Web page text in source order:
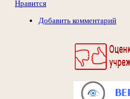
Нравится
Добавить комментарий